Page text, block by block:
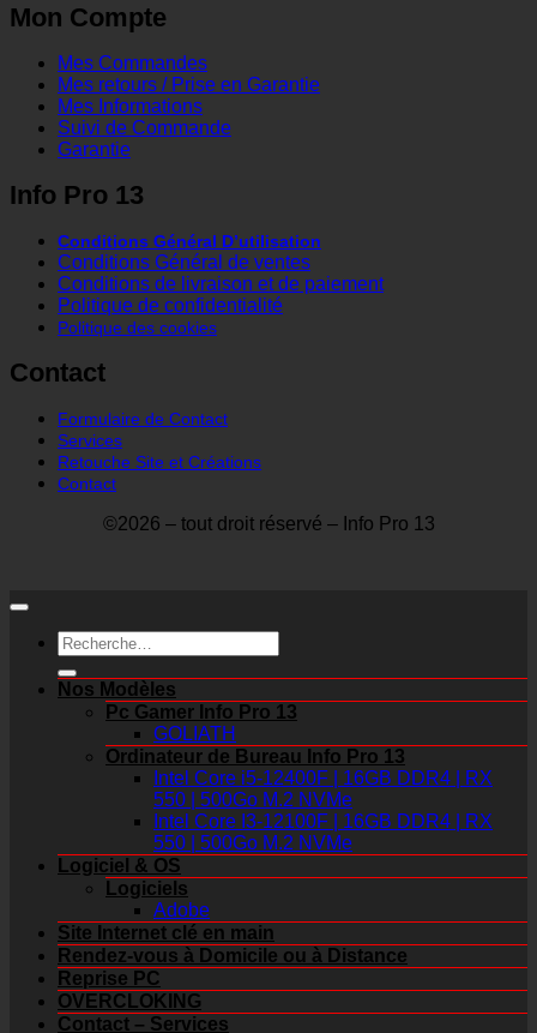
Mon Compte
Mes Commandes
Mes retours / Prise en Garantie
Mes Informations
Suivi de Commande
Garantie
Info Pro 13
Conditions Général D’utilisation
Conditions Général de ventes
Conditions de livraison et de paiement
Politique de confidentialité
Politique des cookies
Contact
Formulaire de Contact
Services
Retouche Site et Créations
Contact
©2026 – tout droit réservé – Info Pro 13
Recherche
pour :
Nos Modèles
Pc Gamer Info Pro 13
GOLIATH
Ordinateur de Bureau Info Pro 13
Intel Core i5-12400F | 16GB DDR4 | RX
550 | 500Go M.2 NVMe
Intel Core I3-12100F | 16GB DDR4 | RX
550 | 500Go M.2 NVMe
Logiciel & OS
Logiciels
Adobe
Site Internet clé en main
Rendez-vous à Domicile ou à Distance
Reprise PC
OVERCLOKING
Contact – Services